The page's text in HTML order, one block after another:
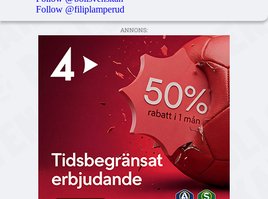
Follow @filiplamperud
ANNONS: